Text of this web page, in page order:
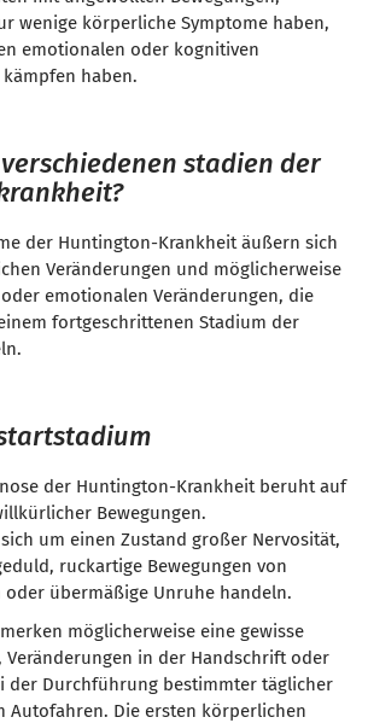
wenige körperliche Symptome haben,
emotionalen oder kognitiven
haben.
stadien der
der Huntington-Krankheit äußern sich
Veränderungen und möglicherweise
emotionalen Veränderungen, die
fortgeschrittenen Stadium der
der Huntington-Krankheit beruht auf
Bewegungen.
um einen Zustand großer Nervosität,
ruckartige Bewegungen von
oder übermäßige Unruhe handeln.
möglicherweise eine gewisse
Veränderungen in der Handschrift oder
der Durchführung bestimmter täglicher
Autofahren. Die ersten körperlichen